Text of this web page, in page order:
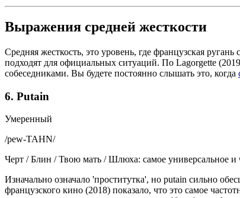
Выражения средней жесткости
Средняя жесткость, это уровень, где французская
подходят для официальных ситуаций. По Lagorgette
собеседниками. Вы будете постоянно слышать это, когда
6. Putain
Умеренный
/pew-TAHN/
Черт / Блин / Твою мать / Шлюха: самое универсальное и
Изначально означало 'проститутка', но putain сильно
французского кино (2018) показало, что это самое